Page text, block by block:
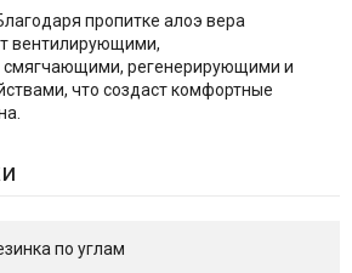
пропитке алоэ вера
вентилирующими,
смягчающими, регенерирующими и
что создаст комфортные
по углам